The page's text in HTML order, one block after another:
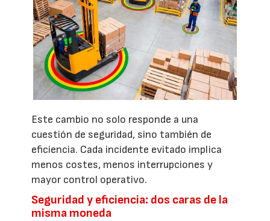
Este cambio no solo responde a una
cuestión de seguridad, sino también de
eficiencia. Cada incidente evitado implica
menos costes, menos interrupciones y
mayor control operativo.
Seguridad y eficiencia: dos caras de la
misma moneda